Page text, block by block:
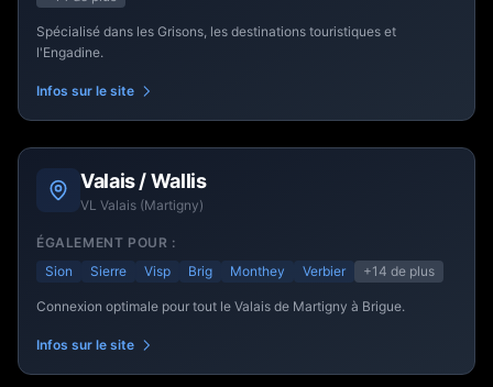
Spécialisé dans les Grisons, les destinations touristiques et
l'Engadine.
Infos sur le site
Valais / Wallis
VL Valais (Martigny)
ÉGALEMENT POUR :
Sion
Sierre Visp Brig Monthey Verbier +14 de plus
Connexion optimale pour tout le Valais de Martigny à Brigue.
Infos sur le site